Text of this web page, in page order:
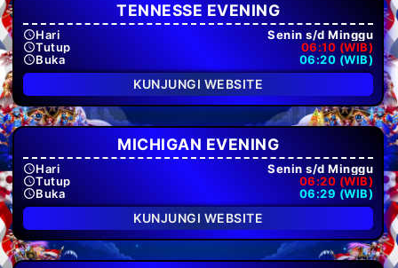
TENNESSE EVENING
Hari
Senin s/d Minggu
Tutup
06:10 (WIB)
Buka
06:20 (WIB)
KUNJUNGI WEBSITE
MICHIGAN EVENING
Hari
Senin s/d Minggu
Tutup
06:20 (WIB)
Buka
06:29 (WIB)
KUNJUNGI WEBSITE